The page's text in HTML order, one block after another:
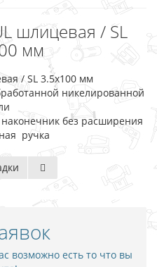
шлицевая / SL
мм
/ SL 3.5х100 мм
никелированной
без расширения
ручка
возможно есть то что вы